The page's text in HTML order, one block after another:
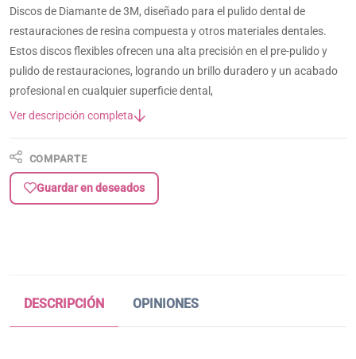
Discos de Diamante de 3M, diseñado para el pulido dental de
restauraciones de resina compuesta y otros materiales dentales.
Estos discos flexibles ofrecen una alta precisión en el pre-pulido y
pulido de restauraciones, logrando un brillo duradero y un acabado
profesional en cualquier superficie dental,
Ver descripción completa
COMPARTE
Guardar en deseados
DESCRIPCIÓN OPINIONES